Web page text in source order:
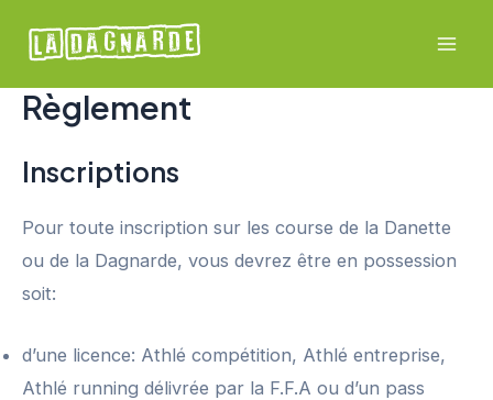
Règlement
Inscriptions
Pour toute inscription sur les course de la Danette
ou de la Dagnarde, vous devrez être en possession
soit:
d’une licence: Athlé compétition, Athlé entreprise,
Athlé running délivrée par la F.F.A ou d’un pass